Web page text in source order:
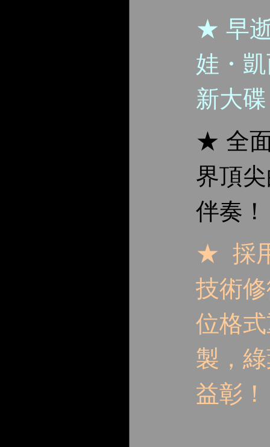
★ 早
娃・
新大
★ 全
界頂
伴奏！
★ 採
技術
位格
製，
益彰！